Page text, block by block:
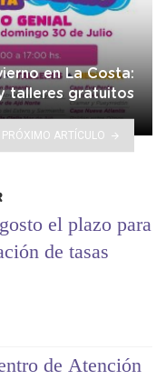
en La Costa:
talleres gratuitos
PRÓXIMO ARTÍCULO
el plazo para
de tasas
de Atención